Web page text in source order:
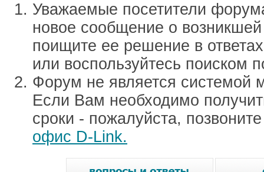
Уважаемые посетители
новое сообщение о
поищите ее решение в
или воспользуйтесь поиском
Форум не является системой
Если Вам необходимо
сроки - пожалуйста,
офис D-Link.